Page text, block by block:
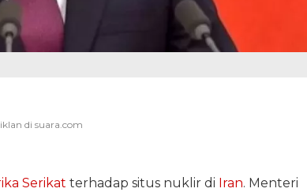
Serikat terhadap situs nuklir di Iran. Menteri